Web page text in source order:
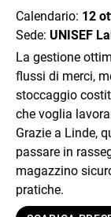
Calendario: 12
Sede: UNISEF
La gestione
flussi di merci,
stoccaggio
che voglia
Grazie a Linde,
passare in
magazzino
pratiche.